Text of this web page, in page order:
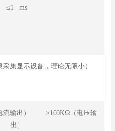
≤1 ms
集显示设备，理论无限小）
流输出） >100KΩ（电压输
出）